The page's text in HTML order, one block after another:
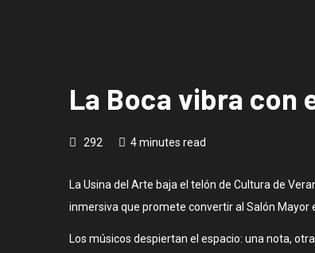
La Boca vibra con
292 4 minutes read
La Usina del Arte baja el telón de Cultura de
inmersiva que promete convertir al Salón Mayor
Los músicos despiertan el espacio: una nota,